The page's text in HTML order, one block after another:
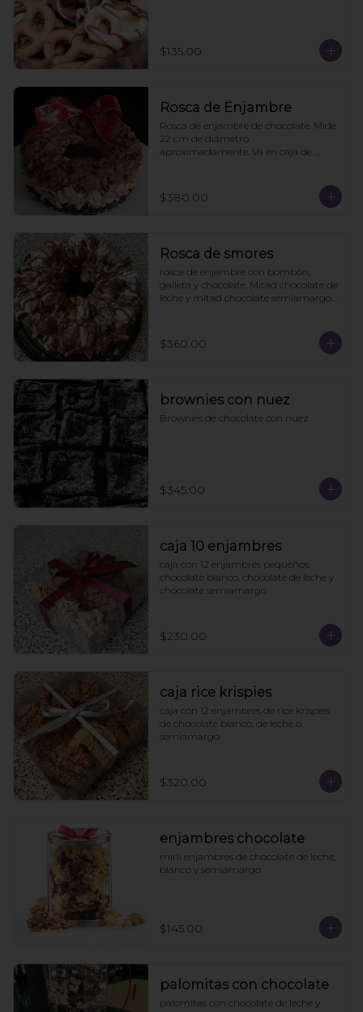
$135.00
Rosca de Enjambre
Rosca de enjambre de chocolate. Mide
22 cm de diámetro
aproximadamente. Va en caja de
$380.00
Rosca de smores
rosca de enjambre con bombón,
galleta y chocolate. Mitad chocolate de
leche y mitad chocolate semiamargo.
$360.00
brownies con nuez
Brownies de chocolate con nuez
$345.00
caja 10 enjambres
caja con 12 enjambres pequeños.
chocolate blanco, chocolate de leche y
chocolate semiamargo
$230.00
caja rice krispies
caja con 12 enjambres de rice krispies
de chocolate blanco, de leche o
semiamargo
$320.00
enjambres chocolate
mini enjambres de chocolate de leche,
blanco y semiamargo
$145.00
palomitas con chocolate
palomitas con chocolate de leche y